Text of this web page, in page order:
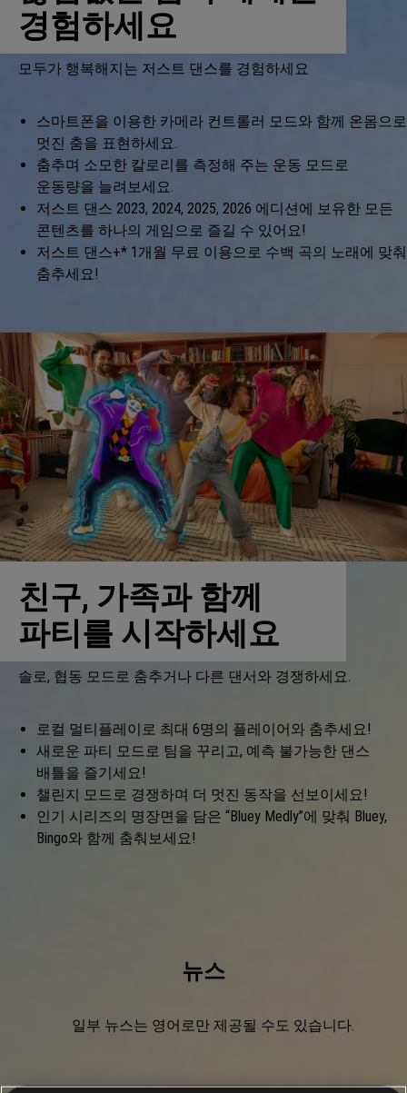
경험하세요
모두가 행복해지는 저스트 댄스를 경험하세요
스마트폰을 이용한 카메라 컨트롤러 모드와 함께 온몸으로
멋진 춤을 표현하세요.
춤추며 소모한 칼로리를 측정해 주는 운동 모드로
운동량을 늘려보세요.
저스트 댄스 2023, 2024, 2025, 2026 에디션에 보유한 모든
콘텐츠를 하나의 게임으로 즐길 수 있어요!
저스트 댄스+* 1개월 무료 이용으로 수백 곡의 노래에 맞춰
춤추세요!
친구, 가족과 함께
파티를 시작하세요
솔로, 협동 모드로 춤추거나 다른 댄서와 경쟁하세요.
로컬 멀티플레이로 최대 6명의 플레이어와 춤추세요!
새로운 파티 모드로 팀을 꾸리고, 예측 불가능한 댄스
배틀을 즐기세요!
챌린지 모드로 경쟁하며 더 멋진 동작을 선보이세요!
인기 시리즈의 명장면을 담은 “Bluey Medly”에 맞춰 Bluey,
Bingo와 함께 춤춰보세요!
뉴스
일부 뉴스는 영어로만 제공될 수도 있습니다.